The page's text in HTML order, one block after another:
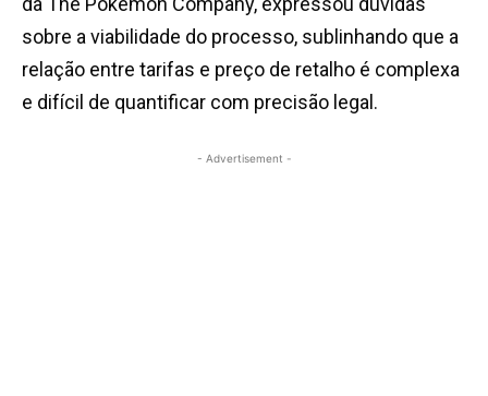
sobre a viabilidade do processo, sublinhando que a
relação entre tarifas e preço de retalho é complexa
e difícil de quantificar com precisão legal.
- Advertisement -